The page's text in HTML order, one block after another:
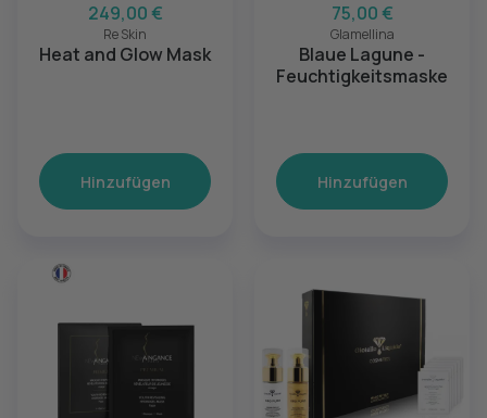
249,00 €
Re Skin
Heat and Glow Mask
Hinzufügen
75,00 €
Glamellina
Blaue Lagune -
Feuchtigkeitsmaske
Hinzufügen